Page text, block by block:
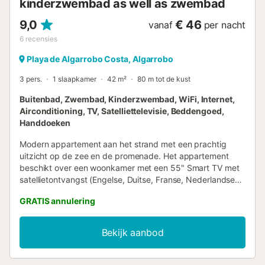
kinderzwembad as well as zwembad
9,0
6 recensies
vanaf € 46 per nacht
Playa de Algarrobo Costa, Algarrobo
3 pers. 1 slaapkamer 42 m² 80 m tot de kust
Buitenbad, Zwembad, Kinderzwembad, WiFi, Internet,
Airconditioning, TV, Satelliettelevisie, Beddengoed,
Handdoeken
Modern appartement aan het strand met een prachtig
uitzicht op de zee en de promenade. Het appartement
beschikt over een woonkamer met een 55" Smart TV met
satellietontvangst (Engelse, Duitse, Franse, Nederlandse
uitzicht op zee vanuit elke hoek van de woonkamer. Er is
een slaapbank (1.50 m) om comfortabel 3 tot 4 gasten te
huisvesten (op aanvraag, hiervoor geldt een toeslag voor
beddengoed en bezetting). De keuken is voorzien van een
keramische kookplaat, koelkast, koffiezetapparaat,
GRATIS annulering
Bekijk aanbod